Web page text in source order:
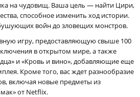
на чудовищ. Ваша цель — найти Цири,
способное изменить ход истории.
войн до зловещих монстров.
игру, предоставляющую свыше 100
в открытом мире, а также
и «Кровь и вино», добавляющие еще
Кроме того, вас ждет разнообразие
включая новые предметы из
от Netflix.